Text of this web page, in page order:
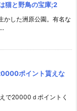
猫と野鳥の宝庫;2
かした洲原公園。有名な
ポイント貰えな
で20000ｄポイントく